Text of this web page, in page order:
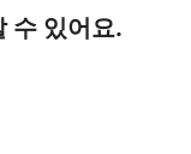
수 있어요.